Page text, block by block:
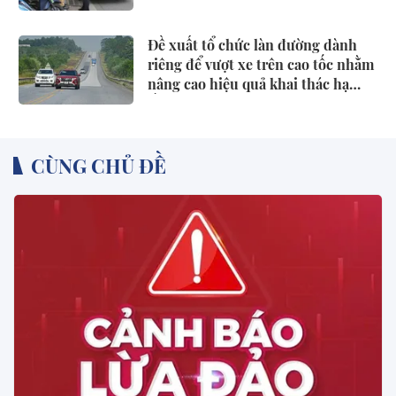
Đề xuất tổ chức làn đường dành
riêng để vượt xe trên cao tốc nhằm
nâng cao hiệu quả khai thác hạ
CÙNG CHỦ ĐỀ